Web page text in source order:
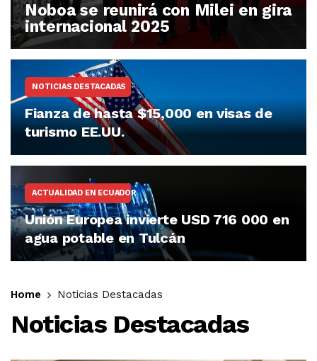
Noboa se reunirá con Milei en gira
internacional 2025
NOTICIAS DESTACADAS
Fianza de hasta $15,000 en visas de
turismo EE.UU.
ACTUALIDAD EN ECUADOR
Unión Europea invierte USD 716 000 en
agua potable en Tulcán
Home Noticias Destacadas
Noticias Destacadas